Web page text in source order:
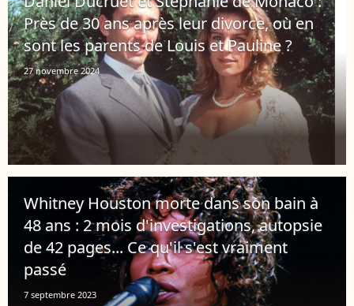
Près de 30 ans après leur divorce, où en
sont les parents de Louis et Pauline ?
27 novembre 2024
Whitney Houston morte dans son bain à
48 ans : 2 mois d'investigations, autopsie
de 42 pages... Ce qu'il s'est vraiment
passé
7 septembre 2023